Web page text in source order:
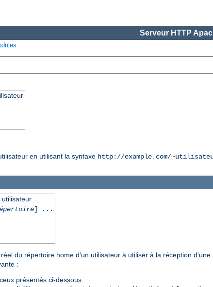
Serveur HTTP
en utilisant la syntaxe http://example.com/
] ...
du répertoire home d'un utilisateur à utiliser à la réception
:
présentés ci-dessous.